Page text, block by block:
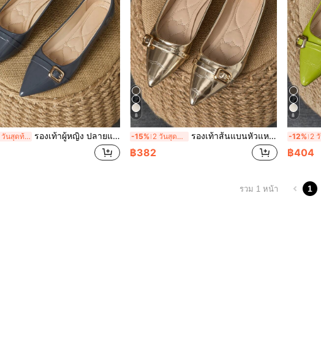
2 วันสุดท้าย รองเท้าผู้หญิง ปลายแหลม ใส่เปิดส้น รองเท้าผ้าใบ, สีเทาเข้ม, เหมาะสำหรับ งานปาร์ตี้, ใช้ประจำวัน, กิจกรรมกลางแจ้ง, ฤดูใบไม้ผลิ/ฤดูร้อน
8
-15% 2 วันสุดท้าย รองเท้าส้นแบนหัวแหลมแบบสวมของผู้หญิง, รองเท้าเดรสลำลองสำหรับงานปาร์ตี้, สีทอง, เหมาะสำหรับใส่ในชีวิตประจำวัน, กิจกรรมกลางแจ้ง, อเนกประสงค์, ฤดูใบไม้ผลิ/ฤดูร้อน
฿382
8
-12%
฿404
รวม 1 หน้า 1